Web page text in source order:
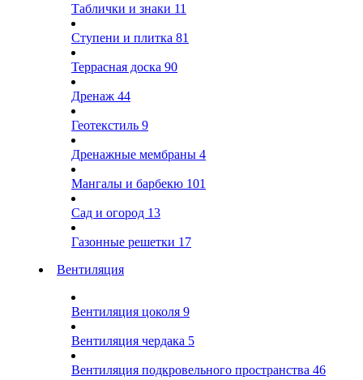
Таблички и знаки 11
Ступени и плитка 81
Террасная доска 90
Дренаж 44
Геотекстиль 9
Дренажные мембраны 4
Мангалы и барбекю 101
Сад и огород 13
Газонные решетки 17
Вентиляция
Вентиляция цоколя 9
Вентиляция чердака 5
Вентиляция подкровельного пространства 46